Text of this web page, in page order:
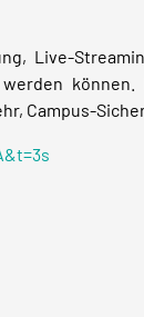
Live-
Campus-